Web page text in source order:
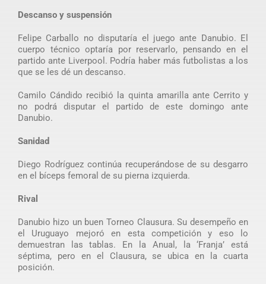
Descanso y suspensión
Felipe Carballo no disputaría el juego ante Danubio. El
cuerpo técnico optaría por reservarlo, pensando en el
partido ante Liverpool. Podría haber más futbolistas a los
que se les dé un descanso.
Camilo Cándido recibió la quinta amarilla ante Cerrito y
no podrá disputar el partido de este domingo ante
Danubio.
Sanidad
Diego Rodríguez continúa recuperándose de su desgarro
en el bíceps femoral de su pierna izquierda.
Rival
Danubio hizo un buen Torneo Clausura. Su desempeño en
el Uruguayo mejoró en esta competición y eso lo
demuestran las tablas. En la Anual, la ‘Franja’ está
séptima, pero en el Clausura, se ubica en la cuarta
posición.